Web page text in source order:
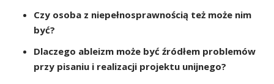
Czy osoba z niepełnosprawnością też może nim
być?
Dlaczego ableizm może być źródłem problemów
przy pisaniu i realizacji projektu unijnego?